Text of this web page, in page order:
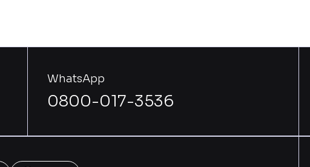
WhatsApp
0800-017-3536